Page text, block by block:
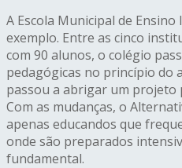
A Escola Municipal de
exemplo. Entre as cinco
com 90 alunos, o colégio
pedagógicas no princípio do
passou a abrigar um projeto
Com as mudanças, o
apenas educandos que
onde são preparados
fundamental.